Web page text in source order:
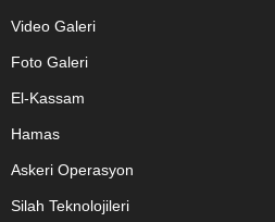
Video Galeri
Foto Galeri
El-Kassam
Hamas
Askeri Operasyon
Silah Teknolojileri